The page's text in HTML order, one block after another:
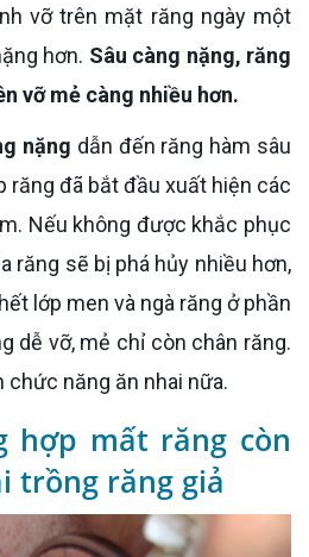
vỡ trên mặt răng ngày một
hơn. Sâu càng nặng, răng
vỡ mẻ càng nhiều hơn.
nặng dẫn đến răng hàm sâu
răng đã bắt đầu xuất hiện các
Nếu không được khắc phục
răng sẽ bị phá hủy nhiều hơn,
lớp men và ngà răng ở phần
dễ vỡ, mẻ chỉ còn chân răng.
chức năng ăn nhai nữa.
hợp mất răng còn
trồng răng giả